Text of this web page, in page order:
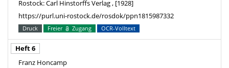
Rostock: Carl Hinstorffs Verlag , [1928]
https://purl.uni-rostock.de/rosdok/ppn1815987332
Druck Freier Zugang OCR-Volltext
Heft 6
Franz Honcamp